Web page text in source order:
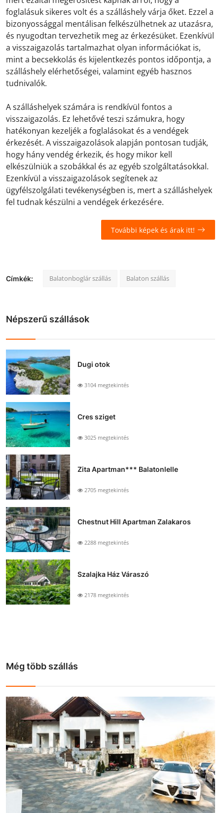
foglalásuk sikeres volt és a szálláshely várja őket. Ezzel a
bizonyossággal mentálisan felkészülhetnek az utazásra,
és nyugodtan tervezhetik meg az érkezésüket. Ezenkívül
a visszaigazolás tartalmazhat olyan információkat is,
mint a becsekkolás és kijelentkezés pontos időpontja, a
szálláshely elérhetőségei, valamint egyéb hasznos
tudnivalók.
A szálláshelyek számára is rendkívül fontos a
visszaigazolás. Ez lehetővé teszi számukra, hogy
hatékonyan kezeljék a foglalásokat és a vendégek
érkezését. A visszaigazolások alapján pontosan tudják,
hogy hány vendég érkezik, és hogy mikor kell
elkészülniük a szobákkal és az egyéb szolgáltatásokkal.
Ezenkívül a visszaigazolások segítenek az
ügyfélszolgálati tevékenységben is, mert a szálláshelyek
fel tudnak készülni a vendégek érkezésére.
További képek és árak itt!
Címkék: Balatonboglár szállás Balaton szállás
Népszerű szállások
Dugi otok
3104 megtekintés
Cres sziget
3025 megtekintés
Zita Apartman*** Balatonlelle
2705 megtekintés
Chestnut Hill Apartman Zalakaros
2288 megtekintés
Szalajka Ház Váraszó
2178 megtekintés
Még több szállás